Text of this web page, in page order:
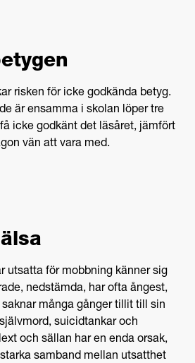
risken för icke godkända betyg.
är ensamma i skolan löper tre
icke godkänt det läsåret, jämfört
vän att vara med.
utsatta för mobbning känner sig
nedstämda, har ofta ångest,
många gånger tillit till sin
suicidtankar och
och sällan har en enda orsak,
samband mellan utsatthet